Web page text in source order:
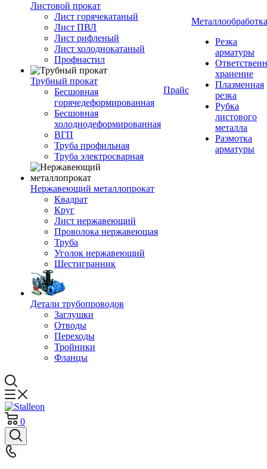
Листовой прокат
Лист горячекатаный
Лист ПВЛ
Лист рифленый
Лист холоднокатаный
Профнастил
Трубный прокат
Бесшовная
горячедеформированная
Бесшовная
холоднодеформированная
ВГП
Труба профильная
Труба электросварная
Нержавеющий металлопрокат
Квадрат
Круг
Лист нержавеющий
Проволока нержавеющая
Труба
Уголок нержавеющий
Шестигранник
Детали трубопроводов
Заглушки
Отводы
Переходы
Тройники
Фланцы
Прайс
Металлообработка
Резка
арматуры
хранение
Плазменная
резка
Рубка
листового
металла
Размотка
арматуры
0